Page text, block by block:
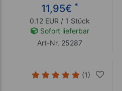
11,95€ *
0.12 EUR / 1 Stück
Sofort lieferbar
Art-Nr. 25287
(1)